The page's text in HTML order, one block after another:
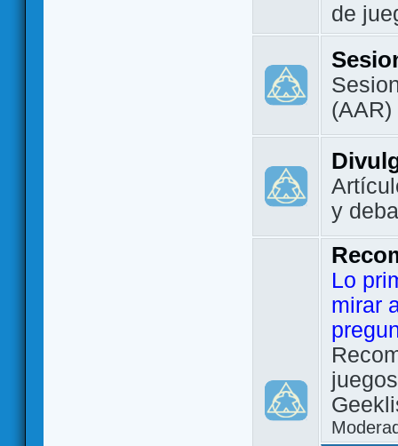
de
(AAR)
y
Lo
mirar